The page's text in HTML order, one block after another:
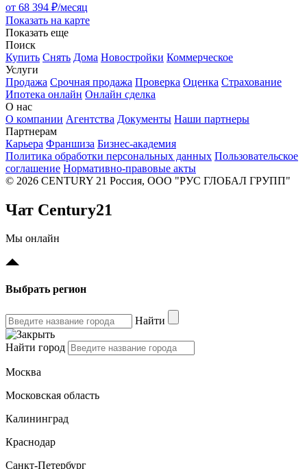
от 68 394 ₽/месяц
Показать на карте
Показать еще
Поиск
Купить Снять Дома Новостройки Коммерческое
Услуги
Продажа Срочная продажа Проверка Оценка Страхование
Ипотека онлайн Онлайн сделка
О нас
О компании Агентства Документы Наши партнеры
Партнерам
Карьера Франшиза Бизнес-академия
Политика обработки персональных данных Пользовательское
соглашение Нормативно-правовые акты
© 2026 CENTURY 21 Россия, ООО "РУС ГЛОБАЛ ГРУПП"
Чат Century21
Мы онлайн
Выбрать регион
Найти
Найти город
Москва
Московская область
Калининград
Краснодар
Санкт-Петербург